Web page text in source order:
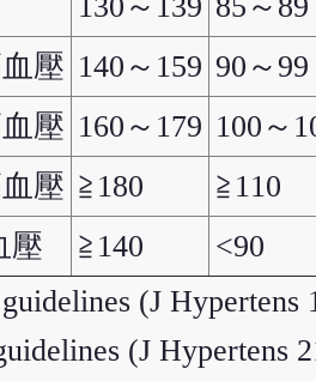
壓 140～159 90～99
壓 160～179 100～
壓 ≧180
≧110
壓
≧140 <90
(J Hypertens
(J Hypertens